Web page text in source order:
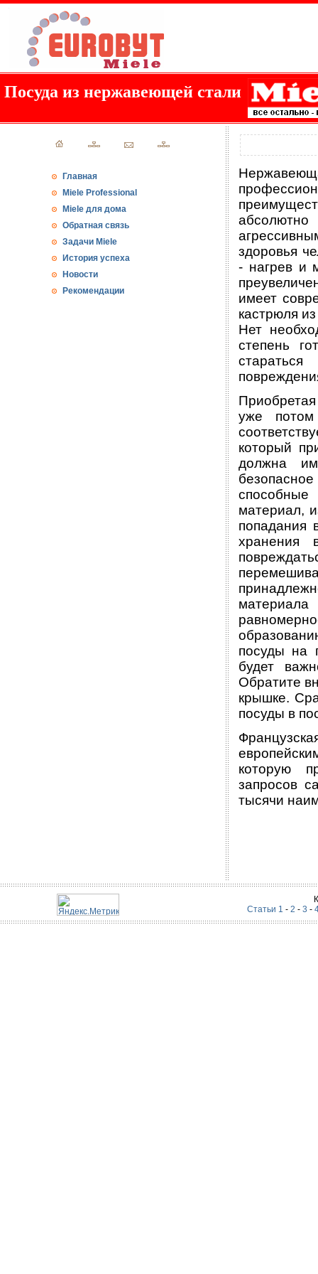
Посуда из нержавеющей стали
Главная
Miele Professional
Miele для дома
Обратная связь
Задачи Miele
История успеха
Новости
Рекомендации
здоровья
- нагрев и
имеет
кастрюля
Нет
степень
уже
который
должна
материал,
попадания
хранения
посуды на
будет
Обратите
крышке.
посуды в
которую
запросов
тысячи
Статьи 1 - 2 - 3 -